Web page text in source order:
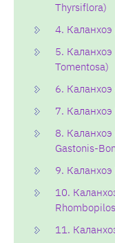
Thyrsiflora)
4.
5. Каланхоэ
Tomentosa)
6.
7.
8.
Gastonis-
9.
10.
11.